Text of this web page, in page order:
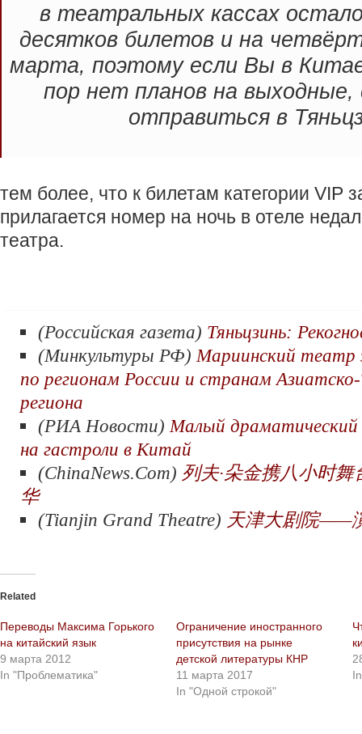
в театральных кассах
десятков билетов и на
марта, поэтому если Вы в
пор нет планов на выходные,
отправиться в
тем более, что к билетам категории VIP
прилагается номер на ночь в отеле
театра.
(Российская газета) Тяньцзинь:
(Минкультуры РФ) Мариинский театр
по регионам России и странам Азиатско-
региона
(РИА Новости) Малый
на гастроли в Китай
(ChinaNews.Com) 列夫·朵金携八小时
华
(Tianjin Grand Theatre) 天津大剧院——
Related
Переводы Максима Горького
на китайский язык
9 марта 2012
In "Проблематика"
Ограничение иностранного
присутствия на рынке
детской литературы КНР
11 марта 2017
In "Одной строкой"